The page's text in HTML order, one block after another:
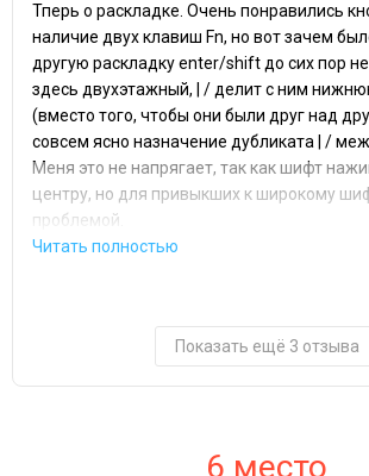
Тперь о раскладке. Очень понравились
наличие двух клавиш Fn, но вот зачем
другую раскладку enter/shift до сих пор
здесь двухэтажный, | / делит с ним
(вместо того, чтобы они были друг над
совсем ясно назначение дубликата | /
Меня это не напрягает, так как шифт
центру, но для привыкших к широкому
проблемой.
Показать ещё 3 отзыва
6 место